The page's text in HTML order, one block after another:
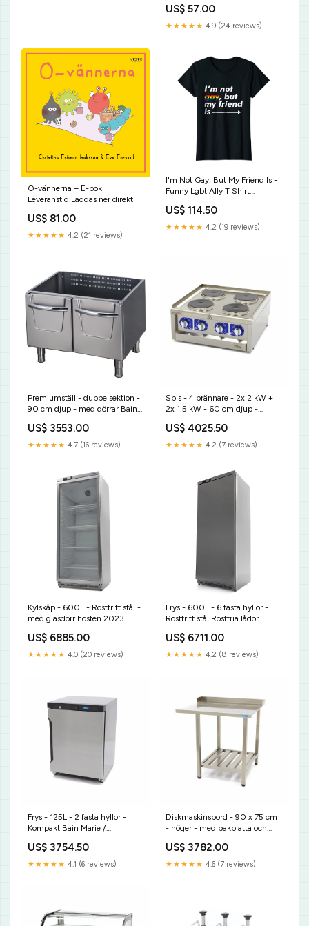
US$ 57.00
★★★★★ 4.9 (24 reviews)
O-vännerna – E-bok
Leveranstid:Laddas ner direkt
US$ 81.00
★★★★★ 4.2 (21 reviews)
I'm Not Gay, But My Friend Is -
Funny Lgbt Ally T Shirt
Shirt
US$ 114.50
★★★★★ 4.2 (19 reviews)
Premiumställ - dubbelsektion -
90 cm djup - med dörrar Bain
US$ 3553.00
★★★★★ 4.7 (16 reviews)
Spis - 4 brännare - 2x 2 kW +
2x 1,5 kW - 60 cm djup -
US$ 4025.50
★★★★★ 4.2 (7 reviews)
Kylskåp - 600L - Rostfritt stål -
med glasdörr hösten 2023
US$ 6885.00
★★★★★ 4.0 (20 reviews)
Frys - 600L - 6 fasta hyllor -
Rostfritt stål Rostfria lådor
US$ 6711.00
★★★★★ 4.2 (8 reviews)
Frys - 125L - 2 fasta hyllor -
Kompakt Bain Marie /
US$ 3754.50
★★★★★ 4.1 (6 reviews)
Diskmaskinsbord - 90 x 75 cm
- höger - med bakplatta och
US$ 3782.00
★★★★★ 4.6 (7 reviews)